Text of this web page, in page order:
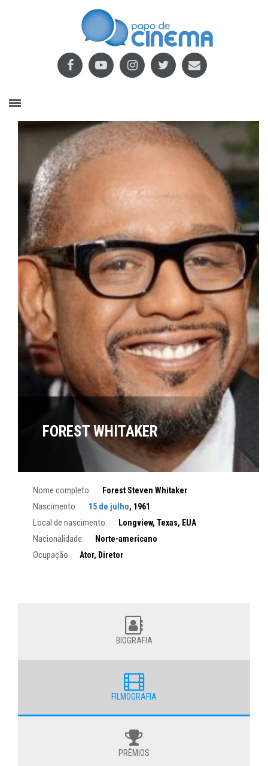
FOREST WHITAKER
Nome completo: Forest Steven Whitaker
Nascimento: 15 de julho, 1961
Local de nascimento: Longview, Texas, EUA
Nacionalidade: Norte-americano
Ocupação Ator, Diretor
BIOGRAFIA
FILMOGRAFIA
PRÊMIOS